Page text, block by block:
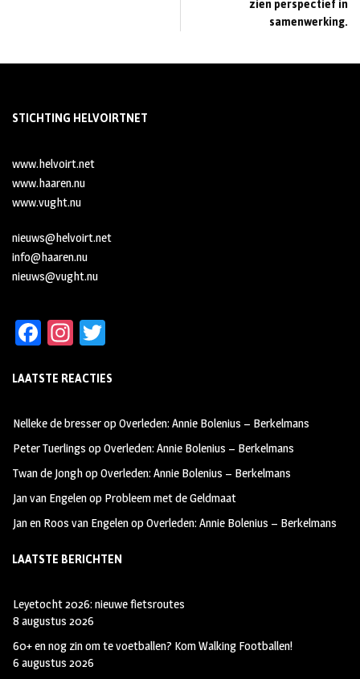
samenwerking.
STICHTING HELVOIRTNET
www.helvoirt.net
www.haaren.nu
www.vught.nu
nieuws@helvoirt.net
info@haaren.nu
nieuws@vught.nu
Fa
b
oo
k
In
ag
m
tt
LAATSTE REACTIES
Nelleke de bresseropOverleden: Annie Bolenius – Berkelmans
Peter Tuerlings opOverleden: Annie Bolenius – Berkelmans
Twan de JonghopOverleden: Annie Bolenius – Berkelmans
Jan van Engelenop Probleem met de Geldmaat
Jan en Roos van EngelenopOverleden: Annie Bolenius – Berkelmans
LAATSTE BERICHTEN
Leyetocht 2026: nieuwe fietsroutes
8 augustus 2026
60+ en nog zin om te voetballen? Kom Walking Footballen!
6 augustus 2026